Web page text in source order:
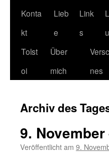
Konta
kt
Lieb
e
Link
s
Tolst
oi
Über
mich
nes
Archiv des
9.
Veröffentlicht am 9.